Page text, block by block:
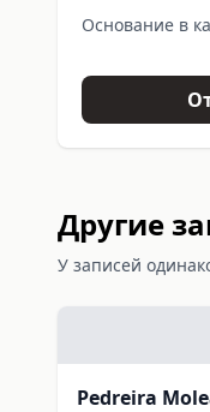
Основание в
Другие
У записей
Pedreira